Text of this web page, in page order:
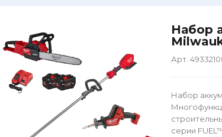
Набор
Арт.
Набор
серии